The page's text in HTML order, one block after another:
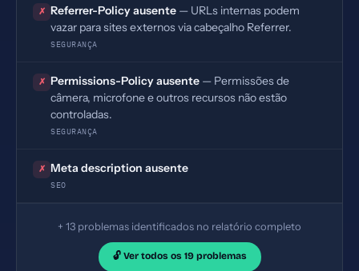
✗ Referrer-Policy ausente — URLs internas podem
vazar para sites externos via cabeçalho Referrer.
SEGURANÇA
✗ Permissions-Policy ausente — Permissões de
câmera, microfone e outros recursos não estão
controladas.
SEGURANÇA
✗ Meta description ausente
SEO
+ 13 problemas identificados no relatório completo
🔓 Ver todos os 19 problemas